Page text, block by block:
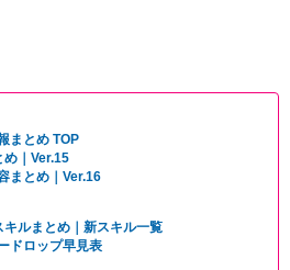
まとめ TOP
め｜Ver.15
まとめ｜Ver.16
ルまとめ｜新スキル一覧
ドロップ早見表